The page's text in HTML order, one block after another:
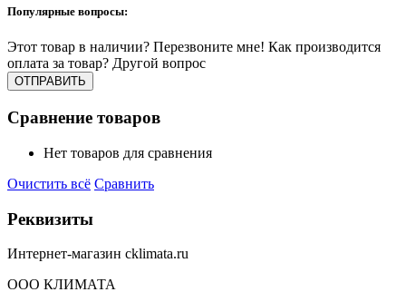
Популярные вопросы:
Этот товар в наличии? Перезвоните мне! Как производится
оплата за товар? Другой вопрос
Сравнение товаров
Нет товаров для сравнения
Очистить всё Сравнить
Реквизиты
Интернет-магазин cklimata.ru
ООО КЛИМАТА